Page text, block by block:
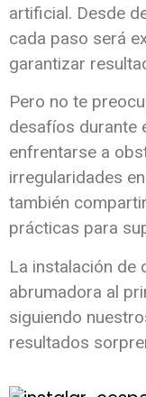
artificial. Desde
cada paso será
garantizar
Pero no te
desafíos durante
enfrentarse a
irregularidades
también
prácticas para
La instalación de
abrumadora al
siguiendo
resultados